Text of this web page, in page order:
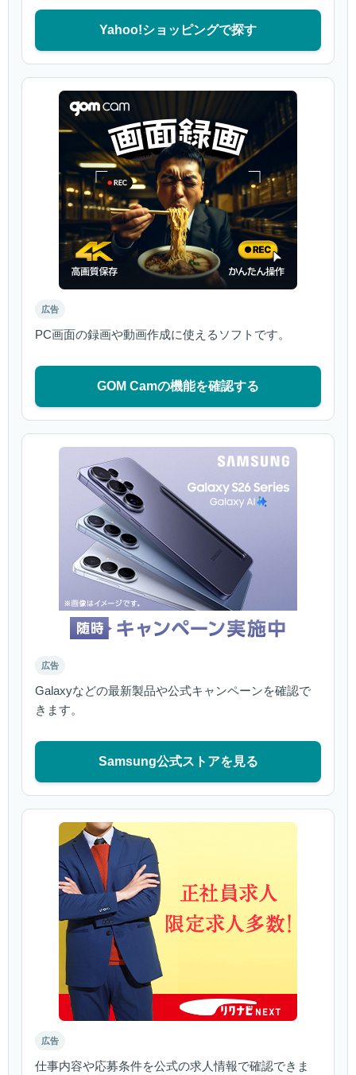
Yahoo!ショッピングで探す
広告
PC画面の録画や動画作成に使えるソフトです。
GOM Camの機能を確認する
広告
Galaxyなどの最新製品や公式キャンペーンを確認で
きます。
Samsung公式ストアを見る
広告
仕事内容や応募条件を公式の求人情報で確認できま